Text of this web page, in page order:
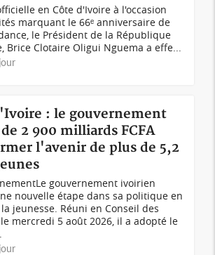
en Côte d'Ivoire à l'occasion
marquant le 66ᵉ anniversaire de
le Président de la République
Brice Clotaire Oligui Nguema a effe...
: le gouvernement
2 900 milliards FCFA
l'avenir de plus de 5,2
gouvernement ivoirien
nouvelle étape dans sa politique en
jeunesse. Réuni en Conseil des
mercredi 5 août 2026, il a adopté le